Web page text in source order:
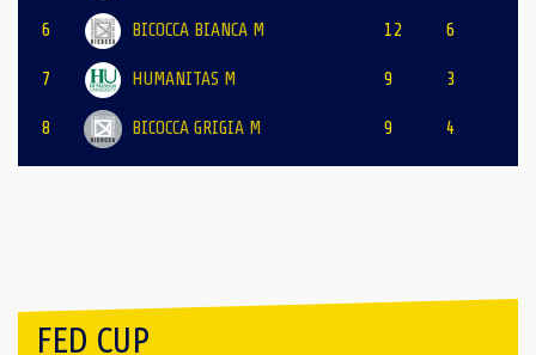
6 BICOCCA BIANCA M 12 6
7 HUMANITAS M 9 3
8 BICOCCA GRIGIA M 9 4
FED CUP